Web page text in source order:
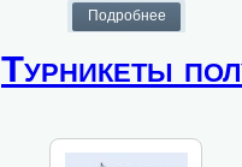
Турникеты